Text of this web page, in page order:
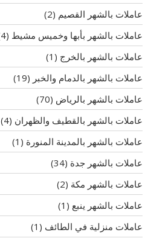
عاملات بالشهر القصيم (2)
عاملات بالشهر بأبها وخميس مشيط (4)
عاملات بالشهر بالخرج (1)
عاملات بالشهر بالدمام والخبر (19)
عاملات بالشهر بالرياض (70)
عاملات بالشهر بالقطيف والظهران (4)
عاملات بالشهر بالمدينة المنورة (1)
عاملات بالشهر جدة (34)
عاملات بالشهر مكة (2)
عاملات بالشهر ينبع (1)
عاملات منزلية في الطائف (1)